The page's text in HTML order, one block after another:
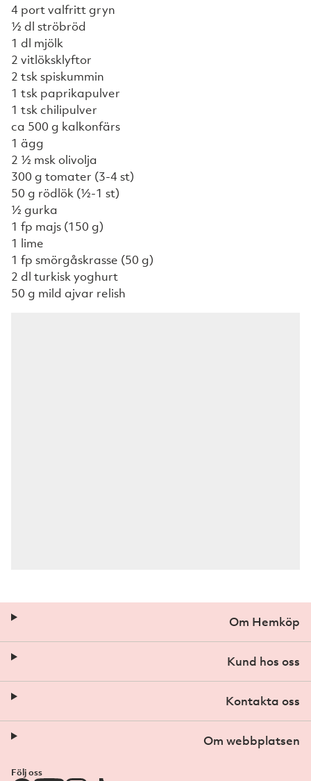
4 port valfritt gryn
½ dl ströbröd
1 dl mjölk
2 vitlöksklyftor
2 tsk spiskummin
1 tsk paprikapulver
1 tsk chilipulver
ca 500 g kalkonfärs
1 ägg
2 ½ msk olivolja
300 g tomater (3-4 st)
50 g rödlök (½-1 st)
½ gurka
1 fp majs (150 g)
1 lime
1 fp smörgåskrasse (50 g)
2 dl turkisk yoghurt
50 g mild ajvar relish
Om Hemköp
Kund hos oss
Kontakta oss
Om webbplatsen
Följ oss